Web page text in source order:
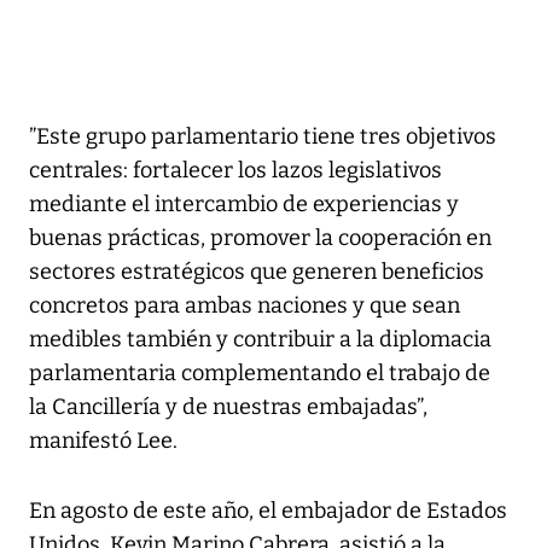
”Este grupo parlamentario tiene tres objetivos
centrales: fortalecer los lazos legislativos
mediante el intercambio de experiencias y
buenas prácticas, promover la cooperación en
sectores estratégicos que generen beneficios
concretos para ambas naciones y que sean
medibles también y contribuir a la diplomacia
parlamentaria complementando el trabajo de
la Cancillería y de nuestras embajadas”,
manifestó Lee.
En agosto de este año, el embajador de Estados